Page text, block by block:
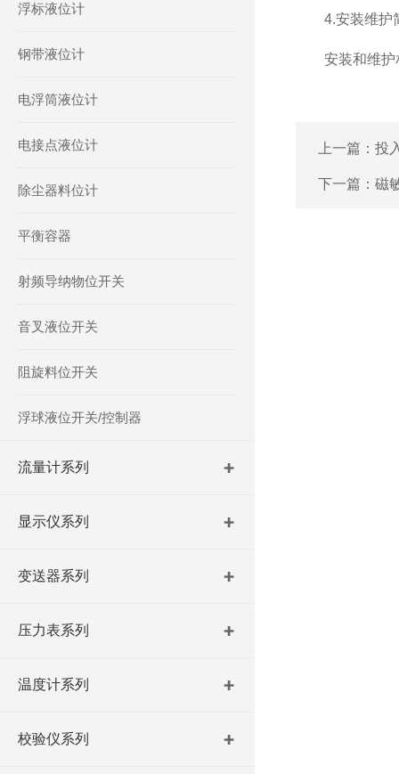
浮标液位计
钢带液位计
电浮筒液位计
电接点液位计
除尘器料位计
平衡容器
射频导纳物位开关
音叉液位开关
阻旋料位开关
浮球液位开关/控制器
流量计系列
显示仪系列
变送器系列
压力表系列
温度计系列
校验仪系列
4.安装维护
安装和维护相
上一篇： 投
下一篇： 磁